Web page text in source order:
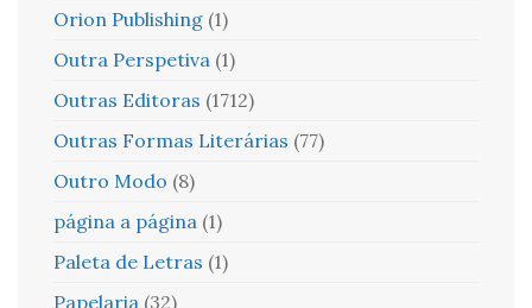
Orion Publishing (1)
Outra Perspetiva (1)
Outras Editoras (1712)
Outras Formas Literárias (77)
Outro Modo (8)
página a página (1)
Paleta de Letras (1)
Papelaria (32)